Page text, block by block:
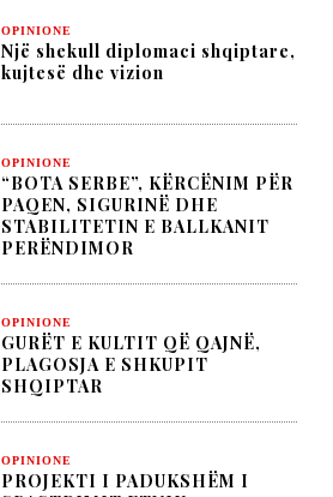
OPINIONE
Një shekull diplomaci shqiptare,
kujtesë dhe vizion
OPINIONE
“BOTA SERBE”, KËRCËNIM PËR
PAQEN, SIGURINË DHE
STABILITETIN E BALLKANIT
PERËNDIMOR
OPINIONE
GURËT E KULTIT QË QAJNË,
PLAGOSJA E SHKUPIT
SHQIPTAR
OPINIONE
PROJEKTI I PADUKSHËM I